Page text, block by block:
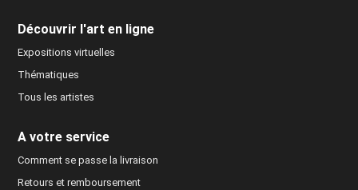
Découvrir l'art en ligne
Expositions virtuelles
Thématiques
Tous les artistes
A votre service
Comment se passe la livraison
Retours et remboursement